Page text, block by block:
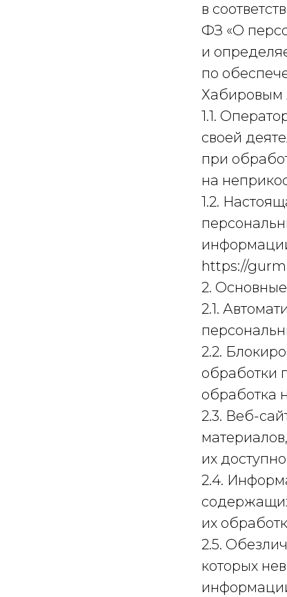
в
ФЗ «О
и
по
Хабировым
1.1.
своей
при
на
1.2.
https://
2.
2.1.
2.2.
обработки
обработка
2.3. Веб-
их
2.4.
их
2.5.
которых